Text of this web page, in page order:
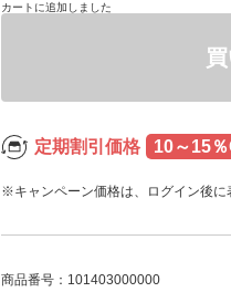
カートに追加しました
定期割引価格 10～15
※キャンペーン価格は、ログイン後に
商品番号：101403000000